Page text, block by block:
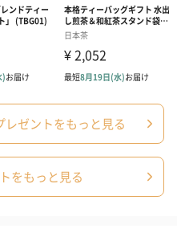
ゼントをもっと見る
をもっと見る